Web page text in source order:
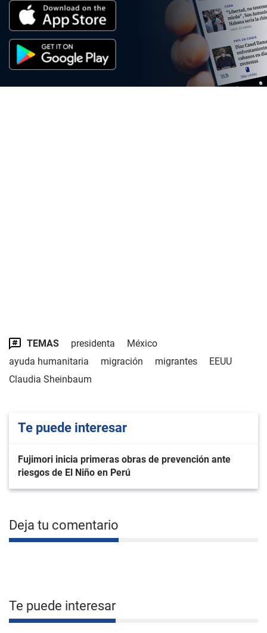
TEMAS presidenta
México
ayuda humanitaria
migración migrantes
EEUU
Claudia Sheinbaum
Te puede interesar
Fujimori inicia primeras obras de prevención ante
riesgos de El Niño en Perú
Deja tu comentario
Te puede interesar